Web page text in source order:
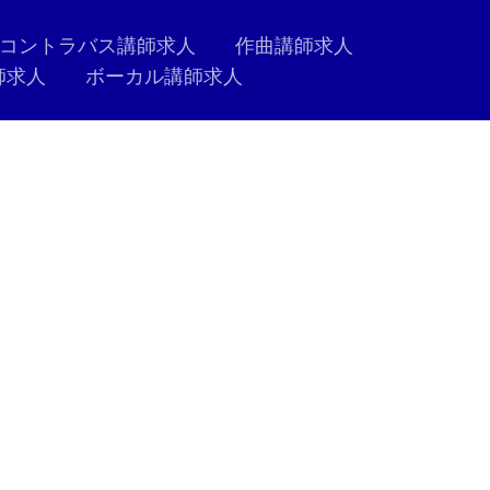
コントラバス講師求人
作曲講師求人
人
ボーカル講師求人